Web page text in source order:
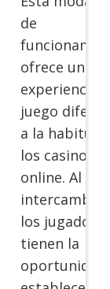
de
ofrece una
experiencia
juego
a la habitual
los casinos
online. Al
intercambio,
los
tienen la
oportunidad